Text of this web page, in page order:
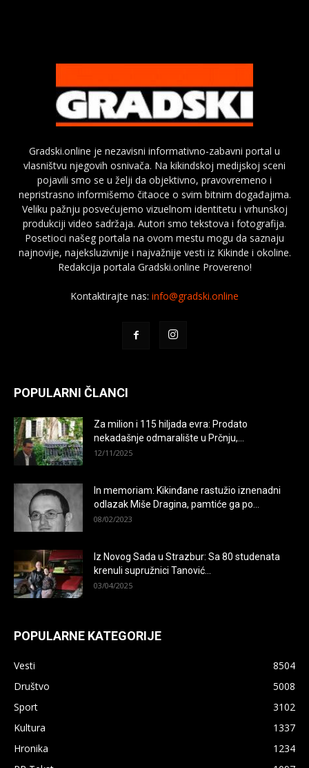
Gradski.online je nezavisni informativno-zabavni portal u
vlasništvu njegovih osnivača. Na kikindskoj medijskoj sceni
pojavili smo se u želji da objektivno, pravovremeno i
nepristrasno informišemo čitaoce o svim bitnim događajima.
Veliku pažnju posvećujemo vizuelnom identitetu i vrhunskoj
produkciji video sadržaja. Autori smo tekstova i fotografija.
Posetioci našeg portala na ovom mestu mogu da saznaju
najnovije, najeksluzivnije i najvažnije vesti iz Kikinde i okoline.
Redakcija portala Gradski.online Provereno!
Kontaktirajte nas: info@gradski.online
POPULARNI ČLANCI
Za milion i 115 hiljada evra: Prodato
nekadašnje odmaralište u Prčnju,...
12/11/2025
In memoriam: Kikinđane rastužio iznenadni
odlazak Miše Dragina, pamtiće ga po...
08/02/2023
Iz Novog Sada u Strazbur: Sa 80 studenata
krenuli supružnici Tanović...
03/04/2025
POPULARNE KATEGORIJE
Vesti
8504
Društvo
5008
Sport
3102
Kultura
1337
Hronika
1234
×